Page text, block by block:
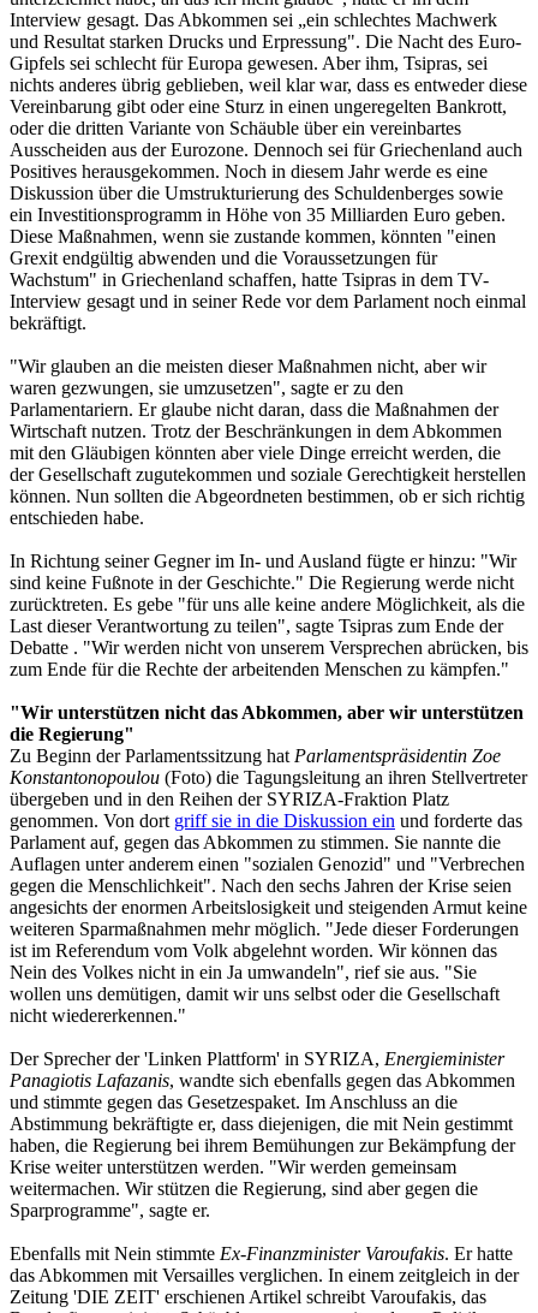
Interview gesagt. Das Abkommen sei „ein schlechtes Machwerk
und Resultat starken Drucks und Erpressung". Die Nacht des Euro-
Gipfels sei schlecht für Europa gewesen. Aber ihm, Tsipras, sei
nichts anderes übrig geblieben, weil klar war, dass es entweder diese
Vereinbarung gibt oder eine Sturz in einen ungeregelten Bankrott,
oder die dritten Variante von Schäuble über ein vereinbartes
Ausscheiden aus der Eurozone. Dennoch sei für Griechenland auch
Positives herausgekommen. Noch in diesem Jahr werde es eine
Diskussion über die Umstrukturierung des Schuldenberges sowie
ein Investitionsprogramm in Höhe von 35 Milliarden Euro geben.
Diese Maßnahmen, wenn sie zustande kommen, könnten "einen
Grexit endgültig abwenden und die Voraussetzungen für
Wachstum" in Griechenland schaffen, hatte Tsipras in dem TV-
Interview gesagt und in seiner Rede vor dem Parlament noch einmal
bekräftigt.
"Wir glauben an die meisten dieser Maßnahmen nicht, aber wir
waren gezwungen, sie umzusetzen", sagte er zu den
Parlamentariern. Er glaube nicht daran, dass die Maßnahmen der
Wirtschaft nutzen. Trotz der Beschränkungen in dem Abkommen
mit den Gläubigen könnten aber viele Dinge erreicht werden, die
der Gesellschaft zugutekommen und soziale Gerechtigkeit herstellen
können. Nun sollten die Abgeordneten bestimmen, ob er sich richtig
entschieden habe.
In Richtung seiner Gegner im In- und Ausland fügte er hinzu: "Wir
sind keine Fußnote in der Geschichte." Die Regierung werde nicht
zurücktreten. Es gebe "für uns alle keine andere Möglichkeit, als die
Last dieser Verantwortung zu teilen", sagte Tsipras zum Ende der
Debatte . "Wir werden nicht von unserem Versprechen abrücken, bis
zum Ende für die Rechte der arbeitenden Menschen zu kämpfen."
"Wir unterstützen nicht das Abkommen, aber wir unterstützen
die Regierung"
Zu Beginn der Parlamentssitzung hat Parlamentspräsidentin Zoe
Konstantonopoulou (Foto) die Tagungsleitung an ihren Stellvertreter
übergeben und in den Reihen der SYRIZA-Fraktion Platz
genommen. Von dort griff sie in die Diskussion ein und forderte das
Parlament auf, gegen das Abkommen zu stimmen. Sie nannte die
Auflagen unter anderem einen "sozialen Genozid" und "Verbrechen
gegen die Menschlichkeit". Nach den sechs Jahren der Krise seien
angesichts der enormen Arbeitslosigkeit und steigenden Armut keine
weiteren Sparmaßnahmen mehr möglich. "Jede dieser Forderungen
ist im Referendum vom Volk abgelehnt worden. Wir können das
Nein des Volkes nicht in ein Ja umwandeln", rief sie aus. "Sie
wollen uns demütigen, damit wir uns selbst oder die Gesellschaft
nicht wiedererkennen."
Der Sprecher der 'Linken Plattform' in SYRIZA, Energieminister
Panagiotis Lafazanis, wandte sich ebenfalls gegen das Abkommen
und stimmte gegen das Gesetzespaket. Im Anschluss an die
Abstimmung bekräftigte er, dass diejenigen, die mit Nein gestimmt
haben, die Regierung bei ihrem Bemühungen zur Bekämpfung der
Krise weiter unterstützen werden. "Wir werden gemeinsam
weitermachen. Wir stützen die Regierung, sind aber gegen die
Sparprogramme", sagte er.
Ebenfalls mit Nein stimmte Ex-Finanzminister Varoufakis. Er hatte
das Abkommen mit Versailles verglichen. In einem zeitgleich in der
Zeitung 'DIE ZEIT' erschienen Artikel schreibt Varoufakis, das